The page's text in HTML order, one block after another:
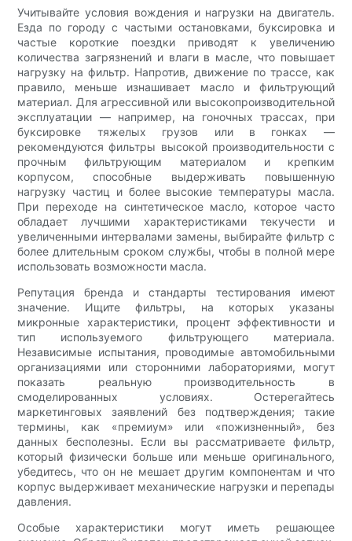
Учитывайте условия вождения и нагрузки на двигатель.
Езда по городу с частыми остановками, буксировка и
частые короткие поездки приводят к увеличению
количества загрязнений и влаги в масле, что повышает
нагрузку на фильтр. Напротив, движение по трассе, как
правило, меньше изнашивает масло и фильтрующий
материал. Для агрессивной или высокопроизводительной
эксплуатации — например, на гоночных трассах, при
буксировке тяжелых грузов или в гонках —
рекомендуются фильтры высокой производительности с
прочным фильтрующим материалом и крепким
корпусом, способные выдерживать повышенную
нагрузку частиц и более высокие температуры масла.
При переходе на синтетическое масло, которое часто
обладает лучшими характеристиками текучести и
увеличенными интервалами замены, выбирайте фильтр с
более длительным сроком службы, чтобы в полной мере
использовать возможности масла.
Репутация бренда и стандарты тестирования имеют
значение. Ищите фильтры, на которых указаны
микронные характеристики, процент эффективности и
тип используемого фильтрующего материала.
Независимые испытания, проводимые автомобильными
организациями или сторонними лабораториями, могут
показать реальную производительность в
смоделированных условиях. Остерегайтесь
маркетинговых заявлений без подтверждения; такие
термины, как «премиум» или «пожизненный», без
данных бесполезны. Если вы рассматриваете фильтр,
который физически больше или меньше оригинального,
убедитесь, что он не мешает другим компонентам и что
корпус выдерживает механические нагрузки и перепады
давления.
Особые характеристики могут иметь решающее